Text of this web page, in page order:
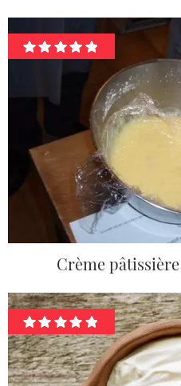
Crème